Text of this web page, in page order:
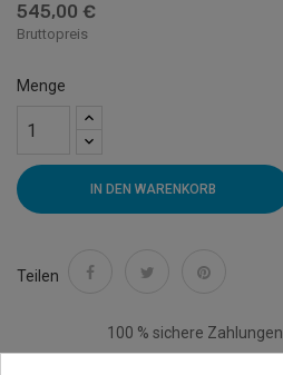
545,00 €
Bruttopreis
Menge
IN DEN WARENKORB
Teilen
100 % sichere Zahlungen